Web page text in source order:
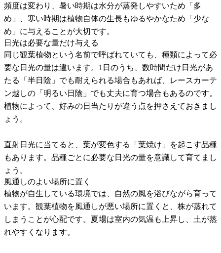
頻度は変わり、暑い時期は水分が蒸発しやすいため「多
め」、寒い時期は植物自体の生長もゆるやかなため「少な
め」に与えることが大切です。
日光は必要な量だけ与える
同じ観葉植物という名前で呼ばれていても、種類によって必
要な日光の量は違います。1日のうち、数時間だけ日光があ
たる「半日陰」でも耐えられる場合もあれば、レースカーテ
ン越しの「明るい日陰」でも丈夫に育つ場合もあるのです。
植物によって、好みの日当たりが違う点を押さえておきまし
ょう。
直射日光に当てると、葉が変色する「葉焼け」を起こす品種
もあります。品種ごとに必要な日光の量を意識して育てまし
ょう。
風通しのよい場所に置く
植物が自生している環境では、自然の風を浴びながら育って
います。観葉植物を風通しが悪い場所に置くと、株が蒸れて
しまうことが心配です。夏場は室内の気温も上昇し、土が蒸
れやすくなります。